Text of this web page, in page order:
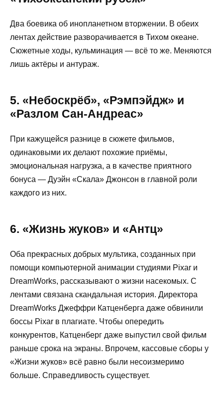
Два боевика об инопланетном вторжении. В обеих
лентах действие разворачивается в Тихом океане.
Сюжетные ходы, кульминация — всё то же. Меняются
лишь актёры и антураж.
5. «Небоскрёб», «Рэмпэйдж» и
«Разлом Сан-Андреас»
При кажущейся разнице в сюжете фильмов,
одинаковыми их делают похожие приёмы,
эмоциональная нагрузка, а в качестве приятного
бонуса — Дуэйн «Скала» Джонсон в главной роли
каждого из них.
6. «Жизнь жуков» и «Антц»
Оба прекрасных добрых мультика, созданных при
помощи компьютерной анимации студиями Pixar и
DreamWorks, рассказывают о жизни насекомых. С
лентами связана скандальная история. Директора
DreamWorks Джеффри Катценберга даже обвинили
боссы Pixar в плагиате. Чтобы опередить
конкурентов, Катценберг даже выпустил свой фильм
раньше срока на экраны. Впрочем, кассовые сборы у
«Жизни жуков» всё равно были несоизмеримо
больше. Справедливость существует.